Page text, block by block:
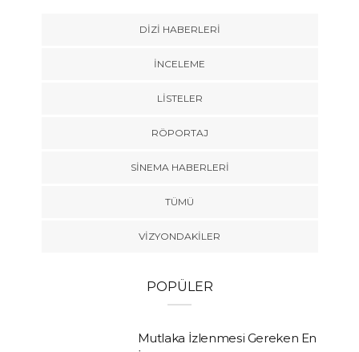
DIZI HABERLERI
İNCELEME
LISTELER
RÖPORTAJ
SINEMA HABERLERI
TÜMÜ
VIZYONDAKILER
POPÜLER
Mutlaka İzlenmesi Gereken En